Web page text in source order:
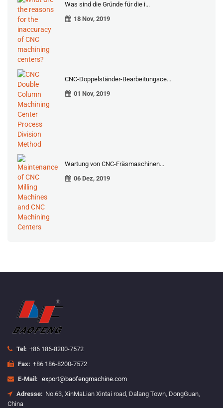
Was sind die Gründe für die i...
18 Nov, 2019
CNC-Doppelständer-Bearbeitungsce...
01 Nov, 2019
Wartung von CNC-Fräsmaschinen...
06 Dez, 2019
Tel: +86 186-8200-7572
Fax: +86 186-8200-7572
E-Mail: export@baofengmachine.com
Adresse: No.63, XinMaLian Xintai road, Dalang Town, DongGuan,
China